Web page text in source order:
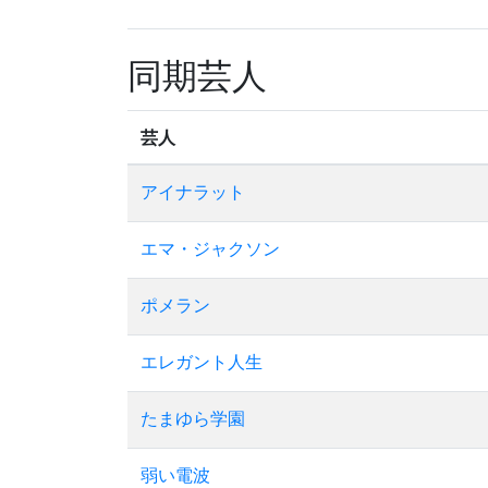
同期芸人
芸人
アイナラット
エマ・ジャクソン
ポメラン
エレガント人生
たまゆら学園
弱い電波